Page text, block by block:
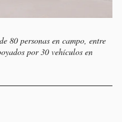
80 personas en campo, entre
por 30 vehículos en